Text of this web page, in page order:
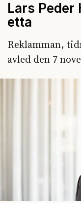
Lars Peder
etta
Reklamman,
avled den 7